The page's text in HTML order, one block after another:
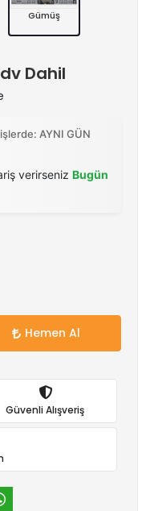
Gümüş
Dahil
AYNI GÜN
verirseniz Bugün
Hemen Al
Güvenli Alışveriş